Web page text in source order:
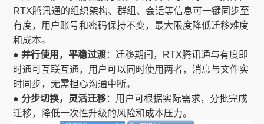
RTX腾讯通的组织架构、群组、会话等信息可一键同步至
有度，用户账号和密码保持不变，最大限度降低迁移难度
和成本。
● 并行使用，平稳过渡：迁移期间，RTX腾讯通与有度即
时通可互联互通，用户可以同时使用两者，消息与文件实
时同步，无需担心沟通中断。
● 分步切换，灵活迁移：用户可根据实际需求，分批完成
迁移，降低一次性升级的风险和成本压力。